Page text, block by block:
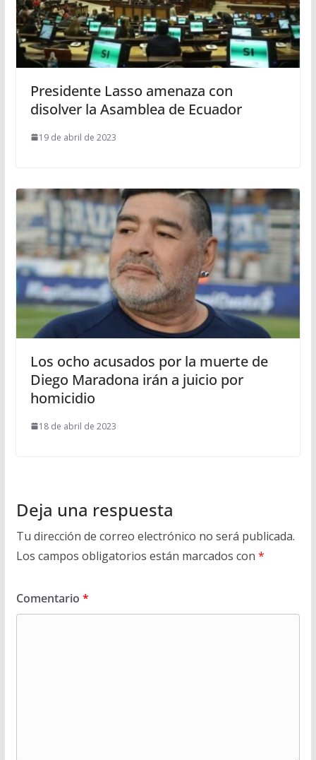
Presidente Lasso amenaza con
disolver la Asamblea de Ecuador
19 de abril de 2023
Los ocho acusados por la muerte de
Diego Maradona irán a juicio por
homicidio
18 de abril de 2023
Deja una respuesta
Tu dirección de correo electrónico no será publicada.
Los campos obligatorios están marcados con *
Comentario *